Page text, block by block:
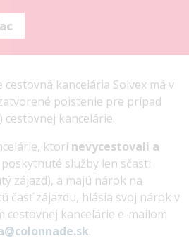
kancelária Solvex má v
poistenie pre prípad
cestovnej kancelárie.
ktorí nevycestovali a
služby len sčasti
zájazd), a majú nárok na
časť zájazdu, hlásia svoj nárok v
cestovnej kancelárie e-mailom
.